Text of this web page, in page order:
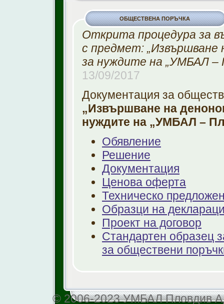
ОБЩЕСТВЕНА ПОРЪЧКА
Oткрита процедура за
с предмет: „Извършване
за нуждите на „УМБАЛ –
13/09/2017
Документация за
„Извършване на
нуждите на „УМБАЛ –
Обявление
Решение
Документация
Ценова оферта
Техническо
Образци на
Проект на договор
Стандартен образец
за обществени
© 2006-2023 УМБАЛ Пловдив